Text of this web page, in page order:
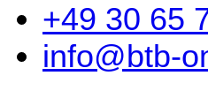
+49 30 65
info@btb-